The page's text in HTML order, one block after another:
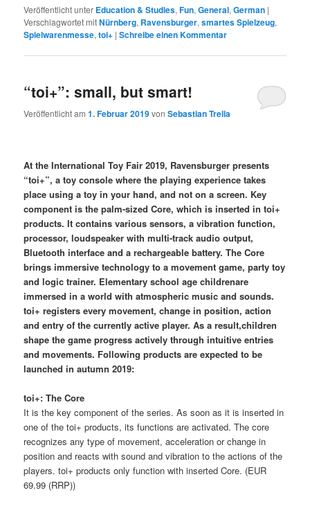
Veröffentlicht unter Education & Studies,Fun,General,German |
Verschlagwortet mitNürnberg, Ravensburger,smartes Spielzeug,
Spielwarenmesse,toi+ |Schreibe einen Kommentar
“toi+”: small, but smart!
Veröffentlicht am1. Februar 2019vonSebastian Trella
At the International Toy Fair 2019, Ravensburger presents
“toi+”, a toy console where the playing experience takes
place using a toy in your hand, and not on a screen. Key
component is the palm-sized Core, which is inserted in toi+
products. It contains various sensors, a vibration function,
processor, loudspeaker with multi-track audio output,
Bluetooth interface and a rechargeable battery. The Core
brings immersive technology to a movement game, party toy
and logic trainer. Elementary school age childrenare
immersed in a world with atmospheric music and sounds.
toi+ registers every movement, change in position, action
and entry of the currently active player. As a result,children
shape the game progress actively through intuitive entries
and movements. Following products are expected to be
launched in autumn 2019:
toi+: The Core
It is the key component of the series. As soon as it is inserted in
one of the toi+ products, its functions are activated. The core
recognizes any type of movement, acceleration or change in
position and reacts with sound and vibration to the actions of the
players. toi+ products only function with inserted Core. (EUR
69.99 (RRP))